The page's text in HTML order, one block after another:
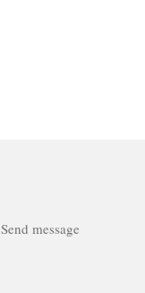
Send message